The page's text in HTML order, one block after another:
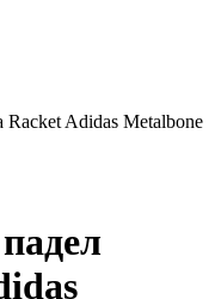
Racket Adidas Metalbone